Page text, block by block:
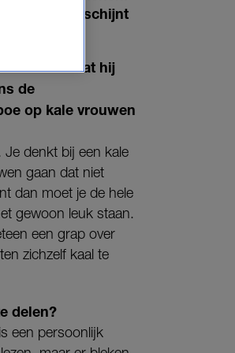
week verschijnt
weten dat hij
de
op kale vrouwen
Je denkt bij een kale
gaan dat niet
dan moet je de hele
gewoon leuk staan.
een grap over
zichzelf kaal te
delen?
een persoonlijk